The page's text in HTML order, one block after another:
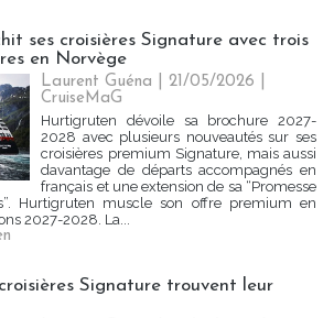
ses croisières Signature avec trois
en Norvège
Laurent Guéna | 21/05/2026
CruiseMaG
Hurtigruten dévoile sa brochure 2027-
2028 avec plusieurs nouveautés sur ses
croisières premium Signature, mais aussi
davantage de départs accompagnés en
français et une extension de sa “Promesse
Hurtigruten muscle son offre premium en
2027-2028. La...
Signature trouvent leur